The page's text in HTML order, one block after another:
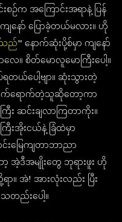
ဉ်က အကြောင်းအရာနဲ့ ပြန်
နော် ပြောခဲ့တယ်မလား။ ဟို
သည်” နောက်ဆုံးပို့စ်မှာ ကျနော်
။ စိတ်မောလူမောကြီးပေါ့။
ယ်ပေါ့ဗျာ။ ဆုံးသွားတဲ့
က်ရောက်တဲ့သူဆိုတော့ကာ
ဆင်းချလာကြတာကိုး။
အိုးငယ်နဲ့ ခြံထဲမှာ
းမြေကျတာဘာညာ
ာ့ အဲ့ဒီအမျိုးတွေ ဘုရားဖူး ဟို
ာ။ အဲ! အားလုံးလည်း ပြီး
တည်းပေါ့။